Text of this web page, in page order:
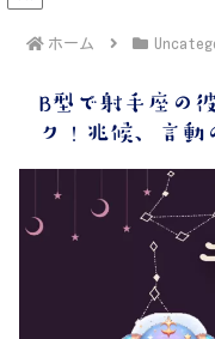
ホーム
B型で射手座の
ク！兆候、言動